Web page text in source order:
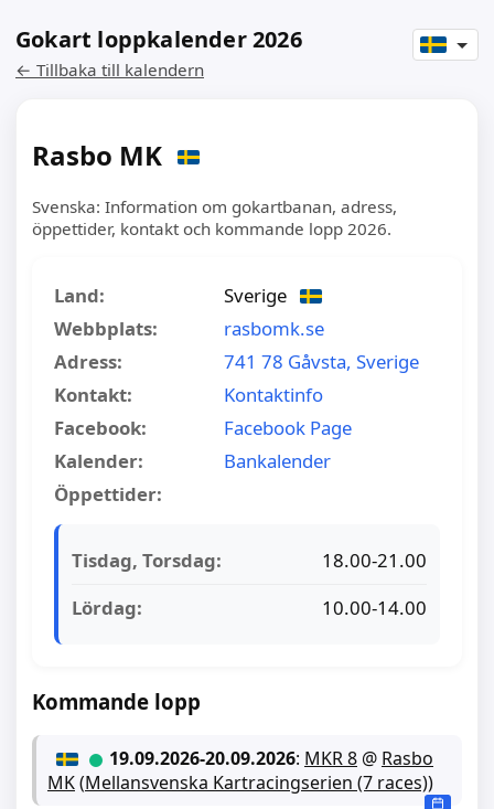
Gokart loppkalender 2026
← Tillbaka till kalendern
Rasbo MK
Svenska: Information om gokartbanan, adress,
öppettider, kontakt och kommande lopp 2026.
Land:
Sverige
Webbplats:
rasbomk.se
Adress:
741 78 Gåvsta, Sverige
Kontakt:
Kontaktinfo
Facebook:
Facebook Page
Kalender:
Bankalender
Öppettider:
Tisdag, Torsdag:
18.00-21.00
Lördag:
10.00-14.00
Kommande lopp
19.09.2026-20.09.2026: MKR 8 @ Rasbo
MK(Mellansvenska Kartracingserien (7 races))